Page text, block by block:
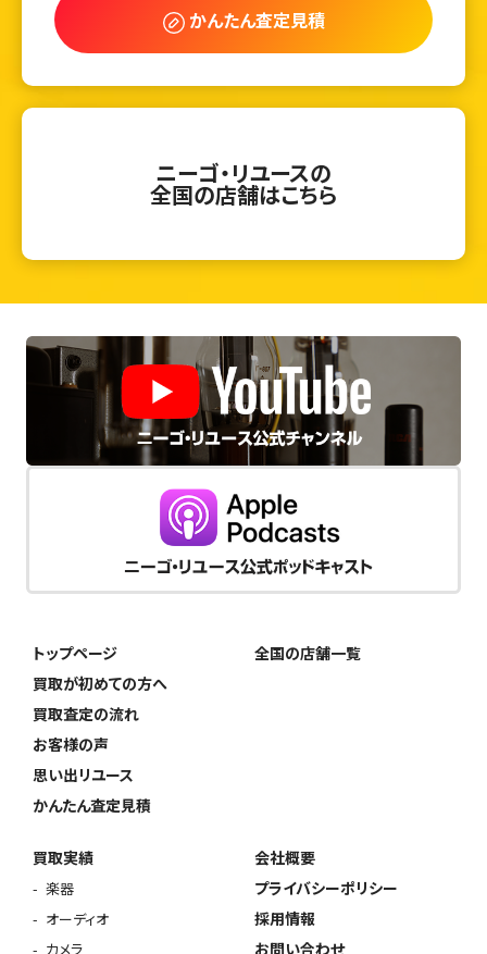
かんたん査定見積
ニーゴ・リユースの
全国の店舗はこちら
トップページ
買取が初めての方へ
買取査定の流れ
お客様の声
思い出リユース
かんたん査定見積
全国の店舗一覧
買取実績
楽器
オーディオ
カメラ
会社概要
プライバシーポリシー
採用情報
お問い合わせ